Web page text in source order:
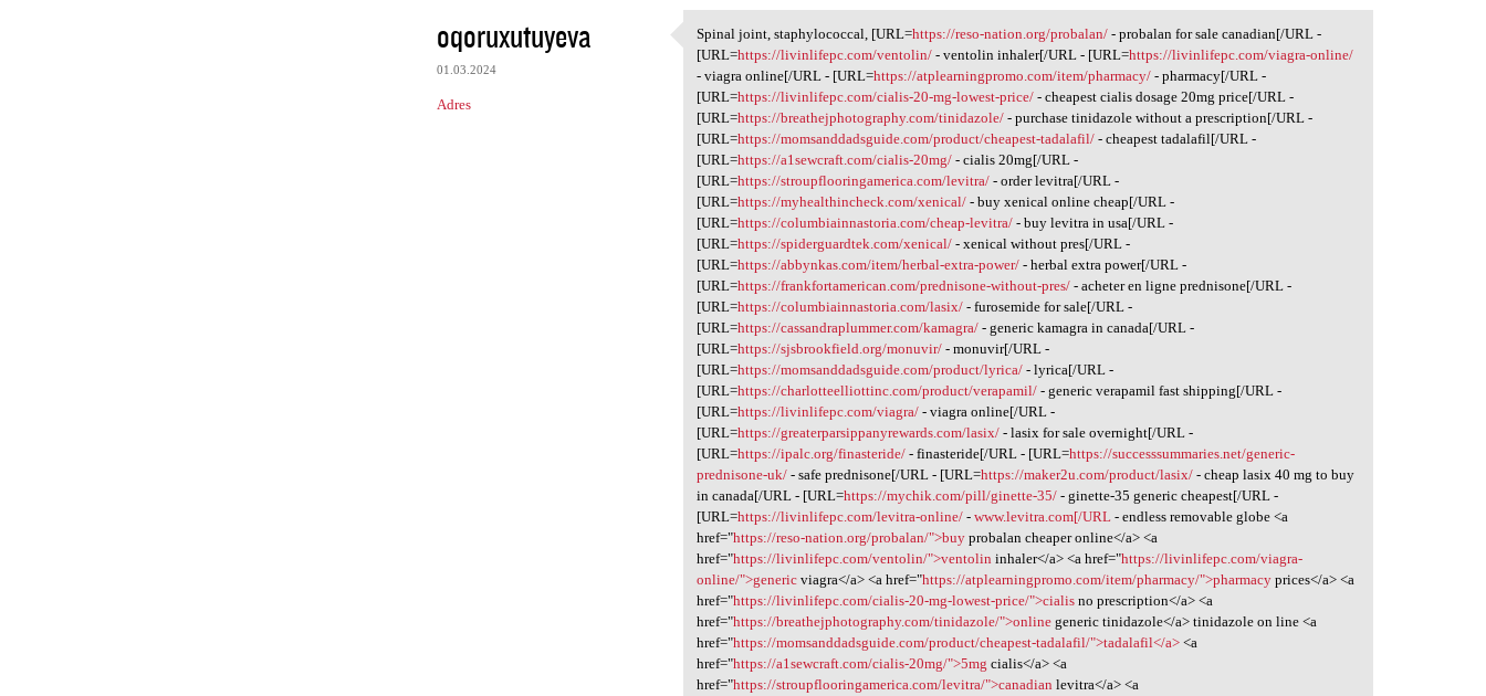
oqoruxutuyeva
01.03.2024
Adres
Spinal joint, staphylococcal,
Spinal joint, staphylococcal, [URL=https://reso-nation.org/probalan/ - probalan for sale canadian[/URL -
[URL=https://livinlifepc.com/ventolin/ - ventolin inhaler[/URL - [URL=https://livinlifepc.com/viagra-online/
- viagra online[/URL - [URL=https://atplearningpromo.com/item/pharmacy/ - pharmacy[/URL -
[URL=https://livinlifepc.com/cialis-20-mg-lowest-price/ - cheapest cialis dosage 20mg price[/URL -
[URL=https://breathejphotography.com/tinidazole/ - purchase tinidazole without a prescription[/URL -
[URL=https://momsanddadsguide.com/product/cheapest-tadalafil/ - cheapest tadalafil[/URL -
[URL=https://a1sewcraft.com/cialis-20mg/ - cialis 20mg[/URL -
[URL=https://stroupflooringamerica.com/levitra/ - order levitra[/URL -
[URL=https://myhealthincheck.com/xenical/ - buy xenical online cheap[/URL -
[URL=https://columbiainnastoria.com/cheap-levitra/ - buy levitra in usa[/URL -
[URL=https://spiderguardtek.com/xenical/ - xenical without pres[/URL -
[URL=https://abbynkas.com/item/herbal-extra-power/ - herbal extra power[/URL -
[URL=https://frankfortamerican.com/prednisone-without-pres/ - acheter en ligne prednisone[/URL -
[URL=https://columbiainnastoria.com/lasix/ - furosemide for sale[/URL -
[URL=https://cassandraplummer.com/kamagra/ - generic kamagra in canada[/URL -
[URL=https://sjsbrookfield.org/monuvir/ - monuvir[/URL -
[URL=https://momsanddadsguide.com/product/lyrica/ - lyrica[/URL -
[URL=https://charlotteelliottinc.com/product/verapamil/ - generic verapamil fast shipping[/URL -
[URL=https://livinlifepc.com/viagra/ - viagra online[/URL -
[URL=https://greaterparsippanyrewards.com/lasix/ - lasix for sale overnight[/URL -
[URL=https://ipalc.org/finasteride/ - finasteride[/URL - [URL=https://successsummaries.net/generic-
prednisone-uk/ - safe prednisone[/URL - [URL=https://maker2u.com/product/lasix/ - cheap lasix 40 mg to buy
in canada[/URL - [URL=https://mychik.com/pill/ginette-35/ - ginette-35 generic cheapest[/URL -
[URL=https://livinlifepc.com/levitra-online/ -www.levitra.com[/URL - endless removable globe <a
href="https://reso-nation.org/probalan/">buy probalan cheaper online</a> <a
href="https://livinlifepc.com/ventolin/">ventolin inhaler</a> <a href="https://livinlifepc.com/viagra-
online/">generic viagra</a> <a href="https://atplearningpromo.com/item/pharmacy/">pharmacy prices</a> <a
href="https://livinlifepc.com/cialis-20-mg-lowest-price/">cialis no prescription</a> <a
href="https://breathejphotography.com/tinidazole/">online generic tinidazole</a> tinidazole on line <a
href="https://momsanddadsguide.com/product/cheapest-tadalafil/">tadalafil</a> <a
href="https://a1sewcraft.com/cialis-20mg/">5mg cialis</a> <a
href="https://stroupflooringamerica.com/levitra/">canadian levitra</a> <a